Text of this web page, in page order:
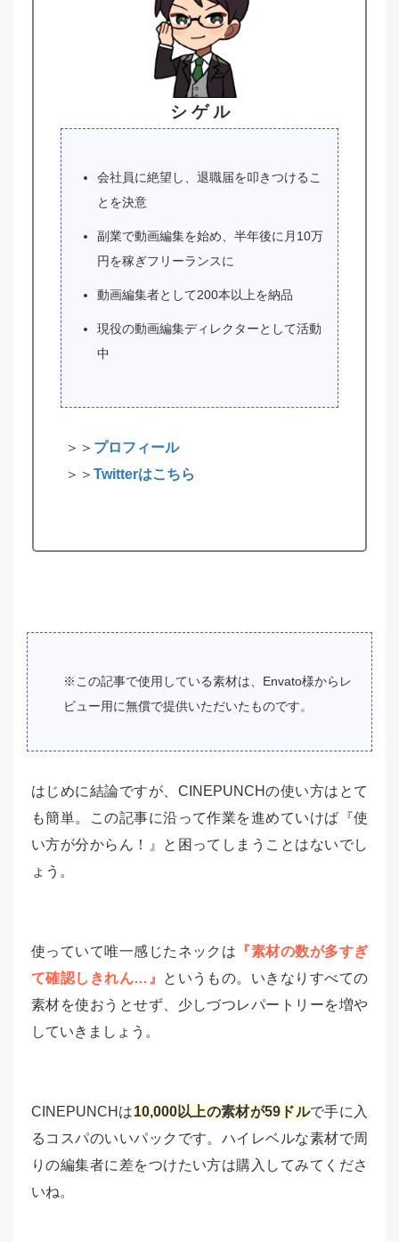
シ ゲ ル
会社員に絶望し、退職届を叩きつけるこ
とを決意
副業で動画編集を始め、半年後に月10万
円を稼ぎフリーランスに
動画編集者として200本以上を納品
現役の動画編集ディレクターとして活動
中
＞＞ プロフィール
＞＞ Twitterはこちら
※この記事で使用している素材は、Envato様からレ
ビュー用に無償で提供いただいたものです。
はじめに結論ですが、CINEPUNCHの使い方はとて
も簡単。この記事に沿って作業を進めていけば『使
い方が分からん！』と困ってしまうことはないでし
ょう。
使っていて唯一感じたネックは 『素材の数が多すぎ
て確認しきれん…』
というもの。いきなりすべての
素材を使おうとせず、少しづつレパートリーを増や
していきましょう。
CINEPUNCHは10,000以上の素材が59ドルで手に入
るコスパのいいパックです。ハイレベルな素材で周
りの編集者に差をつけたい方は購入してみてくださ
いね。